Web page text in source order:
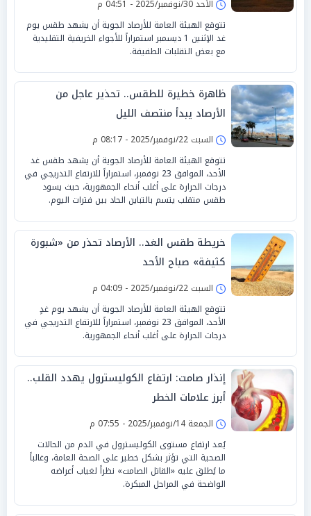
الأحد 30/نوفمبر/2025 - 04:51 م
تتوقع الهيئة العامة للأرصاد الجوية أن يشهد طقس يوم
غد الإثنين 1 ديسمبر استمراراً للأجواء الخريفية التقليدية
مع بعض التقلبات الطفيفة.
ظاهرة خطيرة للطقس.. تحذير عاجل من
الأرصاد يبدأ منتصف الليل
السبت 22/نوفمبر/2025 - 08:17 م
تتوقع الهيئة العامة للأرصاد الجوية أن يشهد طقس غد
الأحد، الموافق 23 نوفمبر، استمراراً للارتفاع التدريجي في
درجات الحرارة على أغلب أنحاء الجمهورية، حيث يسود
طقس متقلب يتسم بالتباين الحاد بين فترات اليوم.
خريطة طقس الغد.. الأرصاد تحذر من «شبورة
كثيفة» صباح الأحد
السبت 22/نوفمبر/2025 - 04:09 م
تتوقع الهيئة العامة للأرصاد الجوية أن يشهد يوم غدٍ
الأحد، الموافق 23 نوفمبر، استمراراً للارتفاع التدريجي في
درجات الحرارة على أغلب أنحاء الجمهورية.
إنذار صامت: ارتفاع الكوليسترول يهدد القلب..
أبرز علامات الخطر
الجمعة 14/نوفمبر/2025 - 07:55 م
يُعد ارتفاع مستوى الكوليسترول في الدم من الحالات
الصحية التي تؤثر بشكل خطير على الصحة العامة، وغالباً
ما يُطلق عليه «القاتل الصامت» نظراً لغياب أعراضه
الواضحة في المراحل المبكرة.